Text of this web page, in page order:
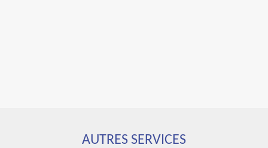
AUTRES SERVICES